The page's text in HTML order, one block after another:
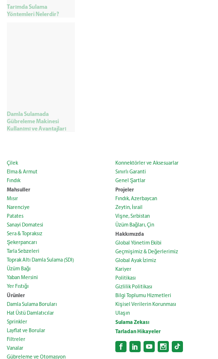
Tarımda Sulama
Yöntemleri Nelerdir?
Damla Sulamada
Gübreleme Makinesi
Kullanımı ve Avantajları
Çilek
Elma & Armut
Fındık
Mahsuller
Mısır
Narenciye
Patates
Sanayi Domatesi
Sera & Topraksız
Şekerpancarı
Tarla Sebzeleri
Toprak Altı Damla Sulama (SDI)
Üzüm Bağı
Yaban Mersini
Yer Fıstığı
Ürünler
Damla Sulama Boruları
Hat Üstü Damlatıcılar
Sprinkler
Layflat ve Borular
Filtreler
Vanalar
Gübreleme ve Otomasyon
Konnektörler ve Aksesuarlar
Sınırlı Garanti
Genel Şartlar
Projeler
Fındık, Azerbaycan
Zeytin, İsrail
Vişne, Sırbistan
Üzüm Bağları, Çin
Hakkımızda
Global Yönetim Ekibi
Geçmişimiz & Değerlerimiz
Global Ayak İzimiz
Kariyer
Politikası
Gizlilik Politikası
Bilgi Toplumu Hizmetleri
Kişisel Verilerin Korunması
Ulaşın
Sulama Zekası
Tarladan Hikayeler